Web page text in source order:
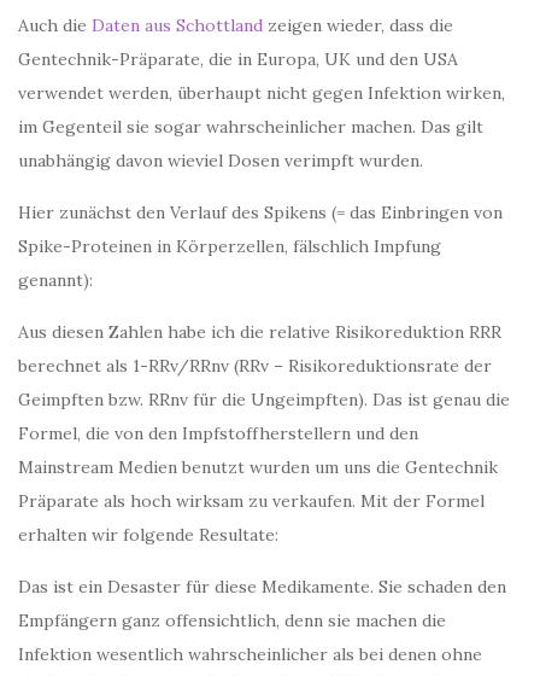
Auch die Daten aus Schottland zeigen wieder, dass die
Gentechnik-Präparate, die in Europa, UK und den USA
verwendet werden, überhaupt nicht gegen Infektion wirken,
im Gegenteil sie sogar wahrscheinlicher machen. Das gilt
unabhängig davon wieviel Dosen verimpft wurden.
Hier zunächst den Verlauf des Spikens (= das Einbringen von
Spike-Proteinen in Körperzellen, fälschlich Impfung
genannt):
Aus diesen Zahlen habe ich die relative Risikoreduktion RRR
berechnet als 1-RRv/RRnv (RRv – Risikoreduktionsrate der
Geimpften bzw. RRnv für die Ungeimpften). Das ist genau die
Formel, die von den Impfstoffherstellern und den
Mainstream Medien benutzt wurden um uns die Gentechnik
Präparate als hoch wirksam zu verkaufen. Mit der Formel
erhalten wir folgende Resultate:
Das ist ein Desaster für diese Medikamente. Sie schaden den
Empfängern ganz offensichtlich, denn sie machen die
Infektion wesentlich wahrscheinlicher als bei denen ohne